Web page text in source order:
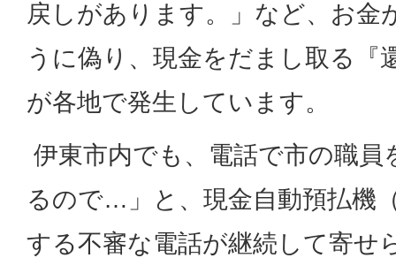
戻しがあります。」など、お金
うに偽り、現金をだまし取る『
が各地で発生しています。
伊東市内でも、電話で市の職員
るので…」と、現金自動預払機
する不審な電話が継続して寄せ